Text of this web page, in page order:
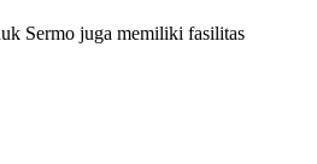
Sermo juga memiliki fasilitas